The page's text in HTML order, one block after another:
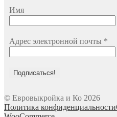
Имя
Адрес электронной почты *
© Евровыкройка и Ко 2026
Политика конфиденциальности